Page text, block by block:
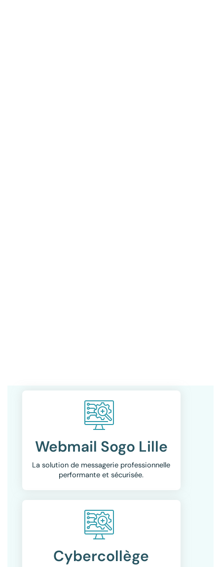
Webmail Sogo Lille
La solution de messagerie professionnelle
performante et sécurisée.
Cybercollège